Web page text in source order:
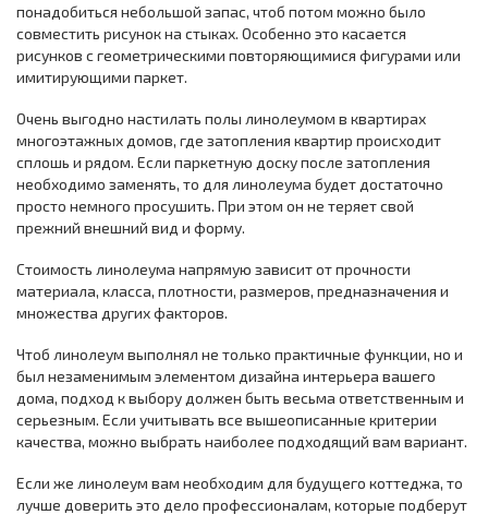
понадобиться небольшой запас, чтоб потом можно было
совместить рисунок на стыках. Особенно это касается
рисунков с геометрическими повторяющимися фигурами или
имитирующими паркет.
Очень выгодно настилать полы линолеумом в квартирах
многоэтажных домов, где затопления квартир происходит
сплошь и рядом. Если паркетную доску после затопления
необходимо заменять, то для линолеума будет достаточно
просто немного просушить. При этом он не теряет свой
прежний внешний вид и форму.
Стоимость линолеума напрямую зависит от прочности
материала, класса, плотности, размеров, предназначения и
множества других факторов.
Чтоб линолеум выполнял не только практичные функции, но и
был незаменимым элементом дизайна интерьера вашего
дома, подход к выбору должен быть весьма ответственным и
серьезным. Если учитывать все вышеописанные критерии
качества, можно выбрать наиболее подходящий вам вариант.
Если же линолеум вам необходим для будущего коттеджа, то
лучше доверить это дело профессионалам, которые подберут